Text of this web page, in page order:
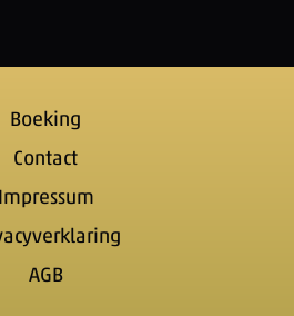
Boeking
Contact
Impressum
AGB